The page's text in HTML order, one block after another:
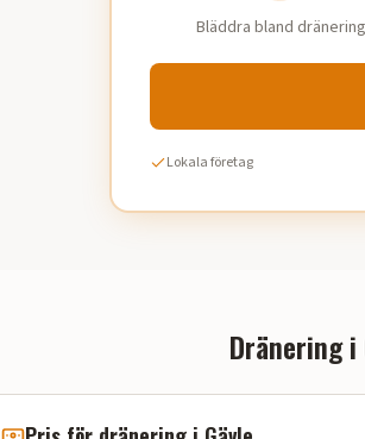
Bläddra bland
Lokala företag
Dränering i